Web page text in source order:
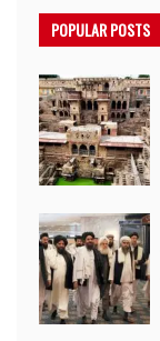
POPULAR POSTS